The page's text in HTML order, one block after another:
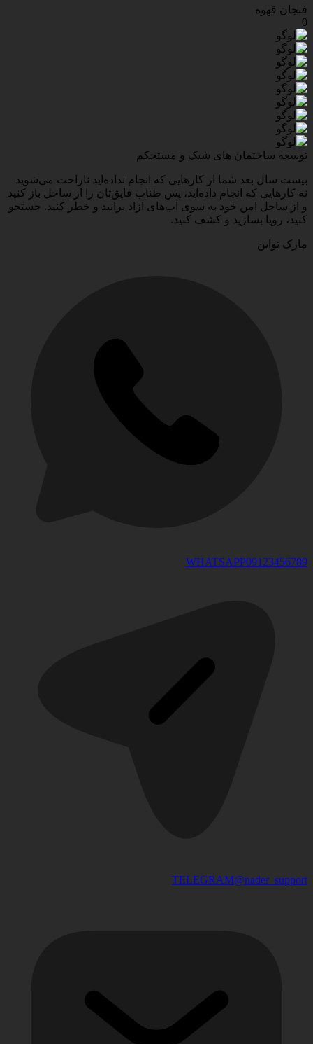
فنجان قهوه
0
توسعه ساختمان های شیک و مستحکم
بیست سال بعد شما از کارهایی که انجام نداده‌اید ناراحت می‌شوید
نه کارهایی که انجام داده‌اید، پس طناب قایق‌تان را از ساحل باز کنید
و از ساحل امن خود به سوی آب‌های آزاد برانید و خطر کنید. جستجو
کنید، رویا بسازید و کشف کنید.
مارک تواین
WHATSAPP09123456789
TELEGRAM@nader_support